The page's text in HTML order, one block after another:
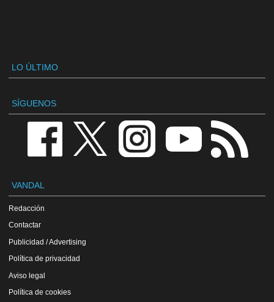
LO ÚLTIMO
SÍGUENOS
VANDAL
Redacción
Contactar
Publicidad / Advertising
Política de privacidad
Aviso legal
Política de cookies